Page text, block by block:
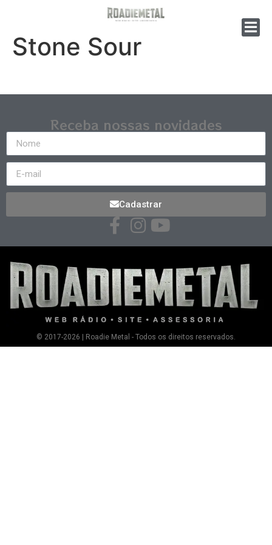
Stone Sour
Receba nossas novidades
Cadastrar
© 2017-2026 | Roadie Metal - Todos os direitos reservados.